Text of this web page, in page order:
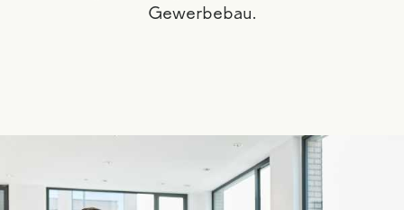
Gewerbebau.